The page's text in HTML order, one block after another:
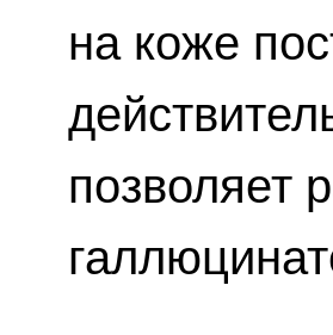
на коже
позволяет